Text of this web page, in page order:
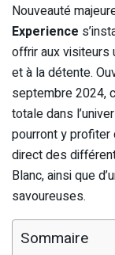
Nouveauté
Experience
offrir aux visiteurs
et à la détente.
septembre 2024,
totale dans
pourront y profiter
direct des
Blanc, ainsi que
savoureuses.
Sommaire